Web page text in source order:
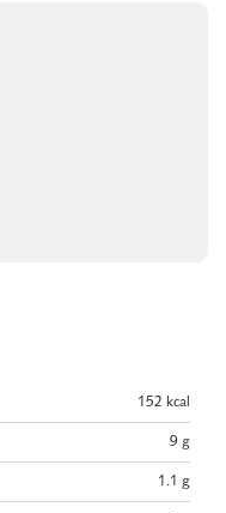
152 kcal
9 g
1.1 g